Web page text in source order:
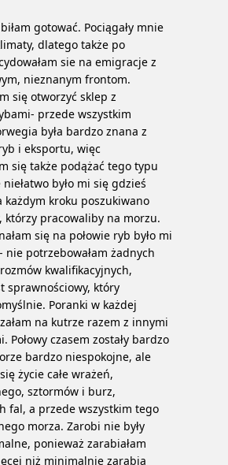
gotować. Pociągały mnie
dlatego także po
sie na emigracje z
nieznanym frontom.
się otworzyć sklep z
przede wszystkim
była bardzo znana z
i eksportu, więc
się także podążać tego typu
było mi się gdzieś
każdym kroku poszukiwano
którzy pracowaliby na morzu.
się na połowie ryb było mi
nie potrzebowałam żadnych
kwalifikacyjnych,
sprawnościowy, który
Poranki w każdej
na kutrze razem z innymi
Połowy czasem zostały bardzo
bardzo niespokojne, ale
życie całe wrażeń,
sztormów i burz,
fal, a przede wszystkim tego
morza. Zarobi nie były
ponieważ zarabiałam
niż minimalnie zarabia